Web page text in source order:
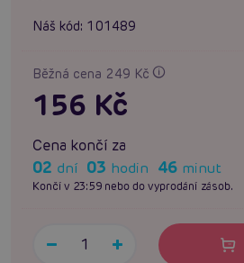
Náš kód: 101489
Běžná cena 249 Kč
156 Kč
Cena končí za
02 dní 03 hodin 46 minut
Končí v 23:59 nebo do vyprodání zásob.